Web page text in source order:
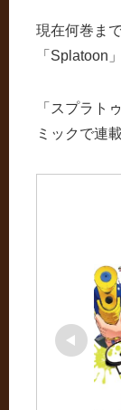
現在何巻ま
「Splatoon
「スプラト
ミックで連